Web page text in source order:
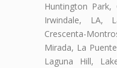
Huntington
Irwindale, LA,
Crescenta-
Mirada, La
Laguna Hill,